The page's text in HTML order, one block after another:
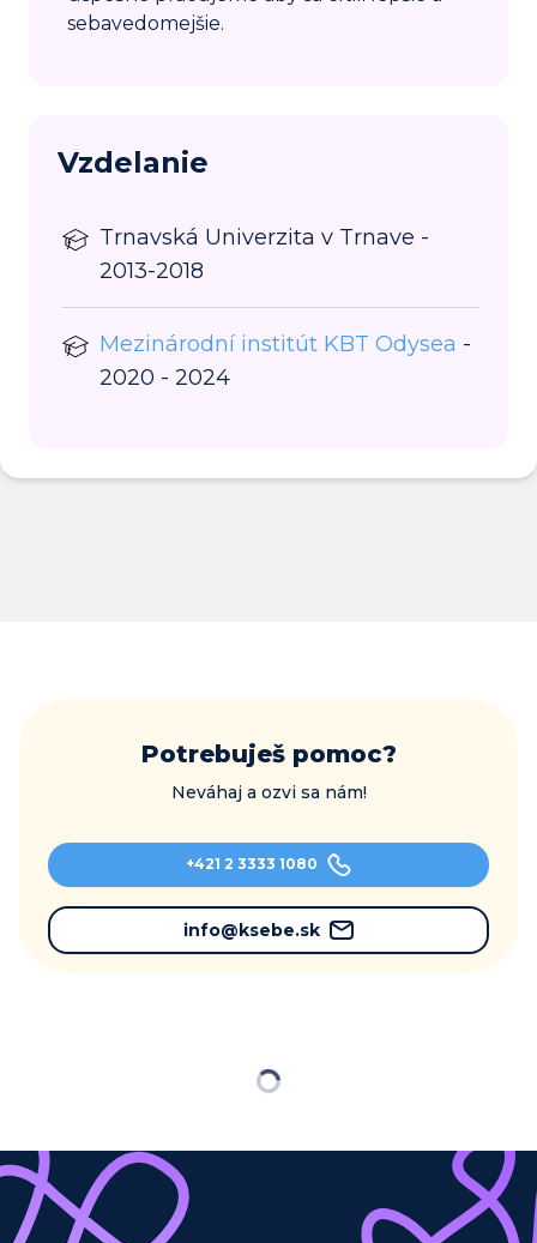
sebavedomejšie.
Vzdelanie
Trnavská Univerzita v Trnave -
2013-2018
Mezinárodní institút KBT Odysea -
2020 - 2024
Potrebuješ pomoc?
Neváhaj a ozvi sa nám!
+421 2 3333 1080
info@ksebe.sk
Načítavam…